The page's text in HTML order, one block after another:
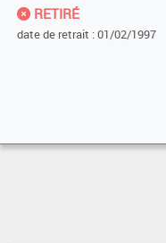
RETIRÉ
date de retrait : 01/02/1997